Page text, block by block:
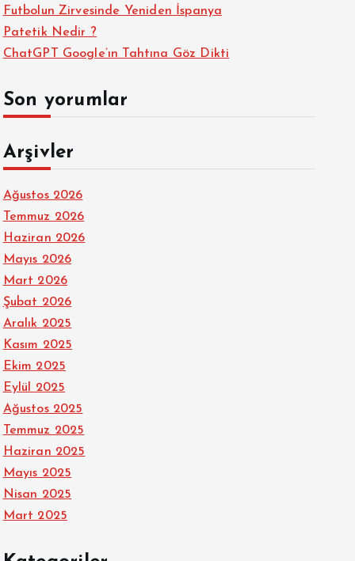
Futbolun Zirvesinde Yeniden İspanya
Patetik Nedir ?
ChatGPT Google’ın Tahtına Göz Dikti
Son yorumlar
Arşivler
Ağustos 2026
Temmuz 2026
Haziran 2026
Mayıs 2026
Mart 2026
Şubat 2026
Aralık 2025
Kasım 2025
Ekim 2025
Eylül 2025
Ağustos 2025
Temmuz 2025
Haziran 2025
Mayıs 2025
Nisan 2025
Mart 2025